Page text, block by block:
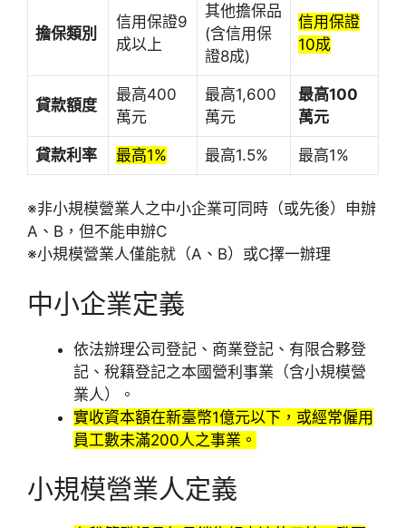
擔保類別
信用保證9
成以上
其他擔保品
(含信用保
證8成)
信用保證
10成
貸款額度
最高400
萬元
最高1,600
萬元
最高100
萬元
貸款利率 最高1% 最高1.5% 最高1%
※非小規模營業人之中小企業可同時（或先後）申辦
A、B，但不能申辦C
※小規模營業人僅能就（A、B）或C擇一辦理
中小企業定義
依法辦理公司登記、商業登記、有限合夥登
記、稅籍登記之本國營利事業（含小規模營
業人）。
實收資本額在新臺幣1億元以下，或經常僱用
員工數未滿200人之事業。
小規模營業人定義